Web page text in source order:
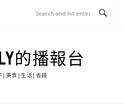
的播報台
|美食|生活|省錢